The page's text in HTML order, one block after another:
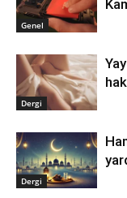
Genel
Dergi
Dergi